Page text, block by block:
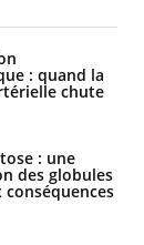
: quand la
chute
: une
des globules
conséquences